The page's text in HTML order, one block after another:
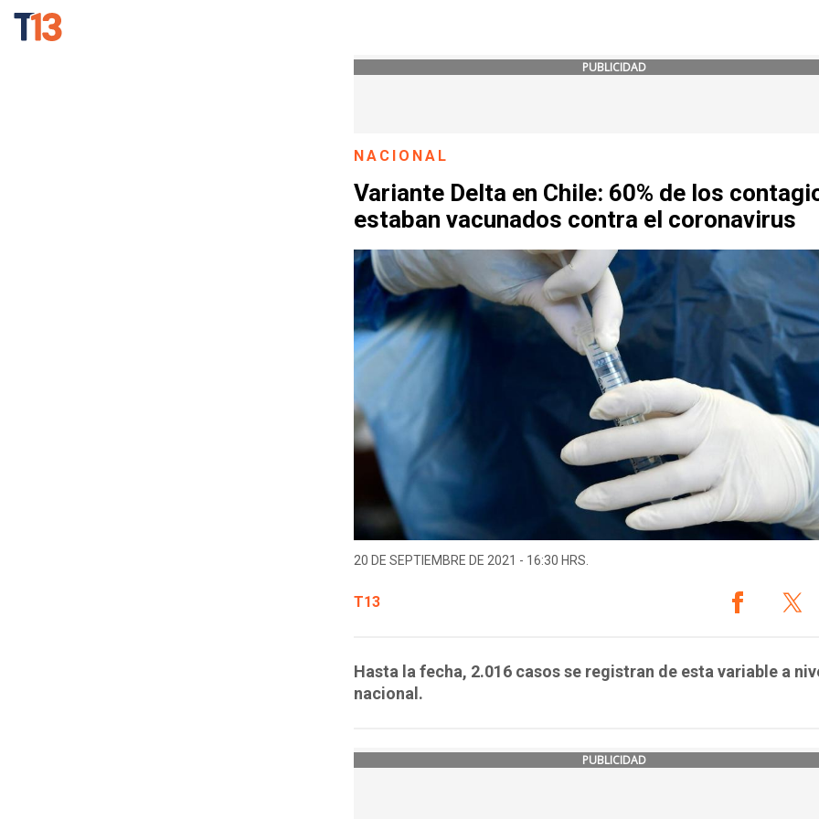
PUBLICIDAD
NACIONAL
Variante Delta en Chile: 60% de los
estaban vacunados contra el coronavirus
20 DE SEPTIEMBRE DE 2021 - 16:30 HRS.
T13
Hasta la fecha, 2.016 casos se registran de esta variable a
nacional.
PUBLICIDAD